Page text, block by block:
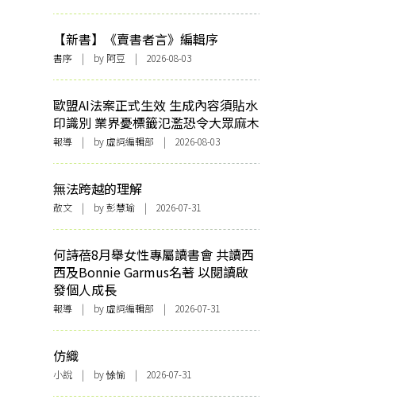
【新書】《賣書者言》編輯序
書序 | by 阿豆 | 2026-08-03
歐盟AI法案正式生效 生成內容須貼水
印識別 業界憂標籤氾濫恐令大眾麻木
報導 | by 虛詞編輯部 | 2026-08-03
無法跨越的理解
散文 | by 彭慧瑜 | 2026-07-31
何詩蓓8月舉女性專屬讀書會 共讀西
西及Bonnie Garmus名著 以閱讀啟
發個人成長
報導 | by 虛詞編輯部 | 2026-07-31
仿織
小說 | by 悇愉 | 2026-07-31